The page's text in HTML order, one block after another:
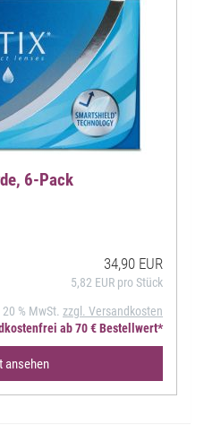
6-Pack
34,90 EUR
5,82 EUR pro Stück
% MwSt. zzgl. Versandkosten
ab 70 € Bestellwert*
ansehen